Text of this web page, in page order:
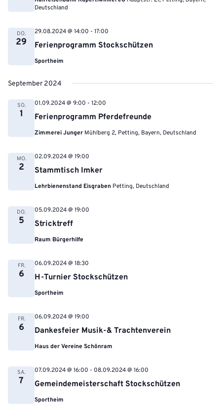
Deutschland
DO.
29 Ferienprogramm Stockschützen
29.08.2024 @ 14:00 - 17:00
Sportheim
September 2024
SO.
1 Ferienprogramm Pferdefreunde
01.09.2024 @ 9:00 - 12:00
Zimmerei Junger Mühlberg 2, Petting, Bayern, Deutschland
MO.
2 Stammtisch Imker
02.09.2024 @ 19:00
Lehrbienenstand Eisgraben Petting, Deutschland
DO.
5 Stricktreff
05.09.2024 @ 19:00
Raum Bürgerhilfe
FR.
6 H-Turnier Stockschützen
06.09.2024 @ 18:30
Sportheim
FR.
6 Dankesfeier Musik-& Trachtenverein
06.09.2024 @ 19:00
Haus der Vereine Schönram
SA.
7 Gemeindemeisterschaft Stockschützen
07.09.2024 @ 16:00 - 08.09.2024 @ 16:00
Sportheim